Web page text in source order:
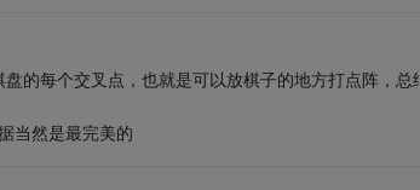
的每个交叉点，也就是可以放棋子的地方打点阵，
当然是最完美的